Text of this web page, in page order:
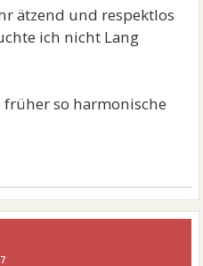
ätzend und respektlos
ich nicht Lang
früher so harmonische